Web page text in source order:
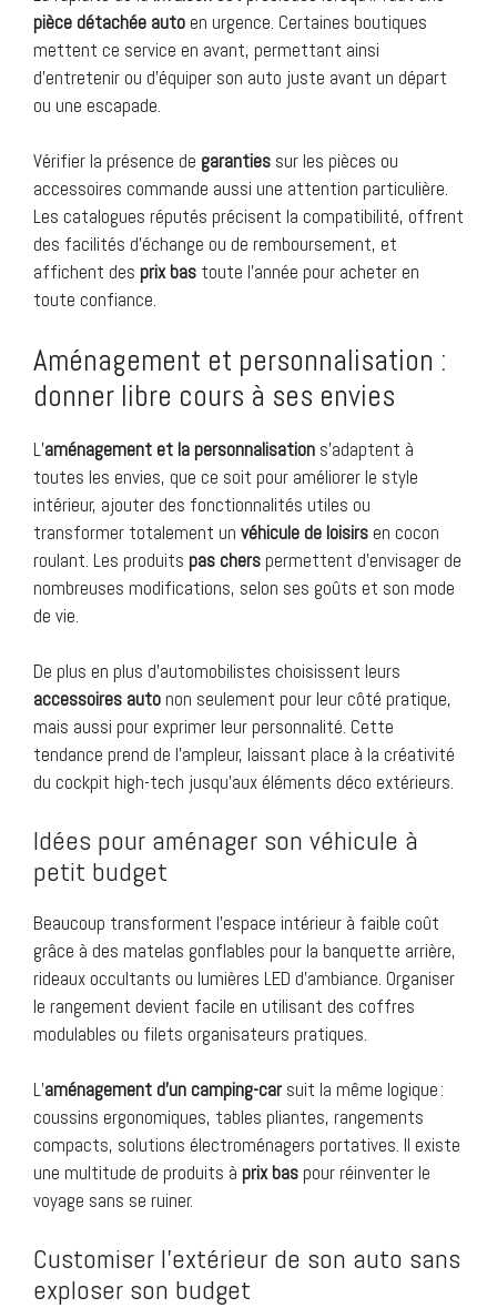
pièce détachée auto en urgence. Certaines boutiques
mettent ce service en avant, permettant ainsi
d’entretenir ou d’équiper son auto juste avant un départ
ou une escapade.
Vérifier la présence de garanties sur les pièces ou
accessoires commande aussi une attention particulière.
Les catalogues réputés précisent la compatibilité, offrent
des facilités d’échange ou de remboursement, et
affichent des prix bas toute l’année pour acheter en
toute confiance.
Aménagement et personnalisation :
donner libre cours à ses envies
L’aménagement et la personnalisation s’adaptent à
toutes les envies, que ce soit pour améliorer le style
intérieur, ajouter des fonctionnalités utiles ou
transformer totalement un véhicule de loisirs en cocon
roulant. Les produits pas chers permettent d’envisager de
nombreuses modifications, selon ses goûts et son mode
de vie.
De plus en plus d’automobilistes choisissent leurs
accessoires auto non seulement pour leur côté pratique,
mais aussi pour exprimer leur personnalité. Cette
tendance prend de l’ampleur, laissant place à la créativité
du cockpit high-tech jusqu’aux éléments déco extérieurs.
Idées pour aménager son véhicule à
petit budget
Beaucoup transforment l’espace intérieur à faible coût
grâce à des matelas gonflables pour la banquette arrière,
rideaux occultants ou lumières LED d’ambiance. Organiser
le rangement devient facile en utilisant des coffres
modulables ou filets organisateurs pratiques.
L’aménagement d’un camping-carsuit la même logique :
coussins ergonomiques, tables pliantes, rangements
compacts, solutions électroménagers portatives. Il existe
une multitude de produits à prix bas pour réinventer le
voyage sans se ruiner.
Customiser l’extérieur de son auto sans
exploser son budget